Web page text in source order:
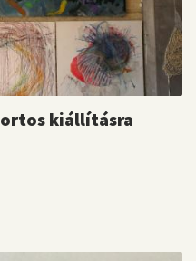
kiállításra